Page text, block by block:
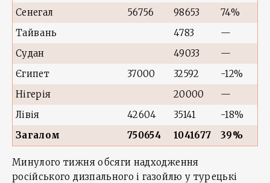
Сенегал
56756 98653
74%
Тайвань
4783
—
Судан
49033
—
Єгипет
37000 32592
-12%
Нігерія
20000
—
Лівія
42604 35141
-18%
Загалом
750654 1041677 39%
Минулого тижня обсяги надходження
російського дизпального і газойлю у турецькі